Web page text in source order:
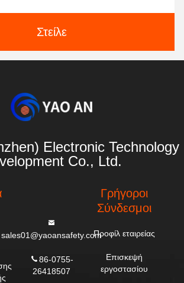
Στείλε
Electronic Technology
Co., Ltd.
sales01@yaoansafety.com
86-0755-
26418507
Γρήγοροι
Σύνδεσμοι
Προφίλ εταιρείας
Επισκεψή
εργοστασίου